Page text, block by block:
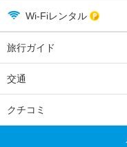
Wi-Fiレンタル
旅行ガイド
交通
クチコミ